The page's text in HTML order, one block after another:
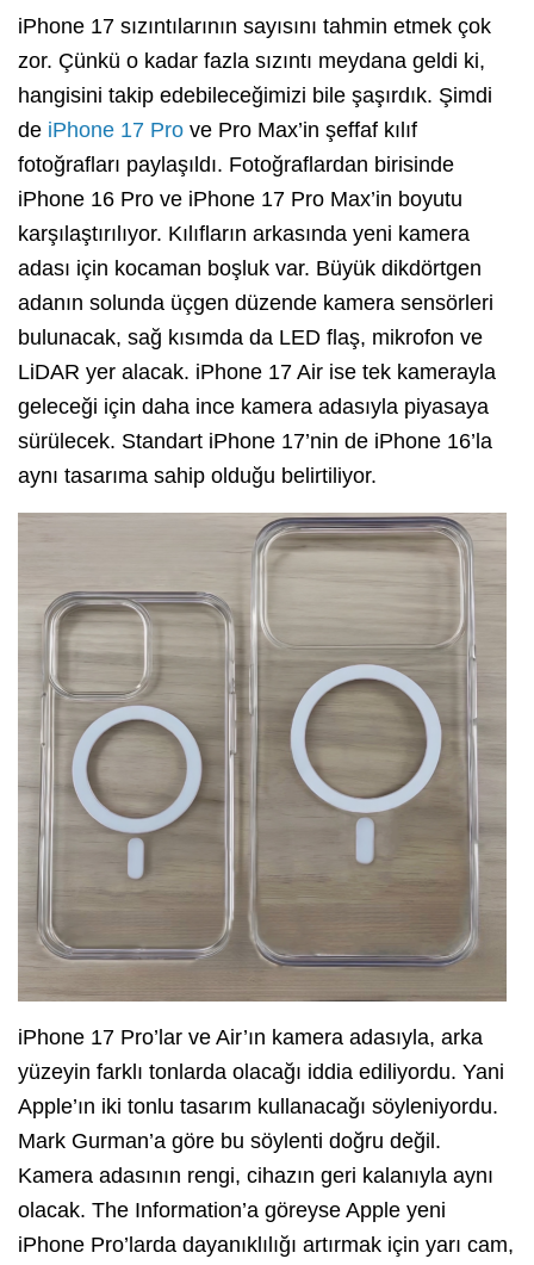
iPhone 17 sızıntılarının sayısını tahmin etmek çok
zor. Çünkü o kadar fazla sızıntı meydana geldi ki,
hangisini takip edebileceğimizi bile şaşırdık. Şimdi
de iPhone 17 Pro ve Pro Max’in şeffaf kılıf
fotoğrafları paylaşıldı. Fotoğraflardan birisinde
iPhone 16 Pro ve iPhone 17 Pro Max’in boyutu
karşılaştırılıyor. Kılıfların arkasında yeni kamera
adası için kocaman boşluk var. Büyük dikdörtgen
adanın solunda üçgen düzende kamera sensörleri
bulunacak, sağ kısımda da LED flaş, mikrofon ve
LiDAR yer alacak. iPhone 17 Air ise tek kamerayla
geleceği için daha ince kamera adasıyla piyasaya
sürülecek. Standart iPhone 17’nin de iPhone 16’la
aynı tasarıma sahip olduğu belirtiliyor.
iPhone 17 Pro’lar ve Air’ın kamera adasıyla, arka
yüzeyin farklı tonlarda olacağı iddia ediliyordu. Yani
Apple’ın iki tonlu tasarım kullanacağı söyleniyordu.
Mark Gurman’a göre bu söylenti doğru değil.
Kamera adasının rengi, cihazın geri kalanıyla aynı
olacak. The Information’a göreyse Apple yeni
iPhone Pro’larda dayanıklılığı artırmak için yarı cam,